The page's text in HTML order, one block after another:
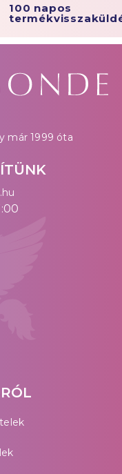
100 napos
már 1999 óta